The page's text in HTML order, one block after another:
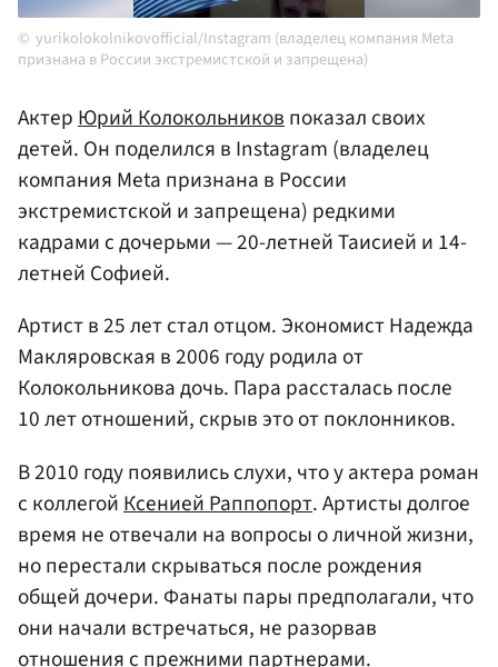
yurikolokolnikovofficial/Instagram (владелец компания Meta
признана в России экстремистской и запрещена)
АктерЮрий Колокольниковпоказал своих
детей. Он поделился в Instagram (владелец
компания Meta признана в России
экстремистской и запрещена) редкими
кадрами с дочерьми — 20-летней Таисией и 14-
летней Софией.
Артист в 25 лет стал отцом. Экономист Надежда
Макляровская в 2006 году родила от
Колокольникова дочь. Пара рассталась после
10 лет отношений, скрыв это от поклонников.
В 2010 году появились слухи, что у актера роман
с коллегой Ксенией Раппопорт. Артисты долгое
время не отвечали на вопросы о личной жизни,
но перестали скрываться после рождения
общей дочери. Фанаты пары предполагали, что
они начали встречаться, не разорвав
отношения с прежними партнерами.